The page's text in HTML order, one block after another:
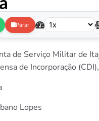
Parar
de Serviço Militar de
de Incorporação
Lopes